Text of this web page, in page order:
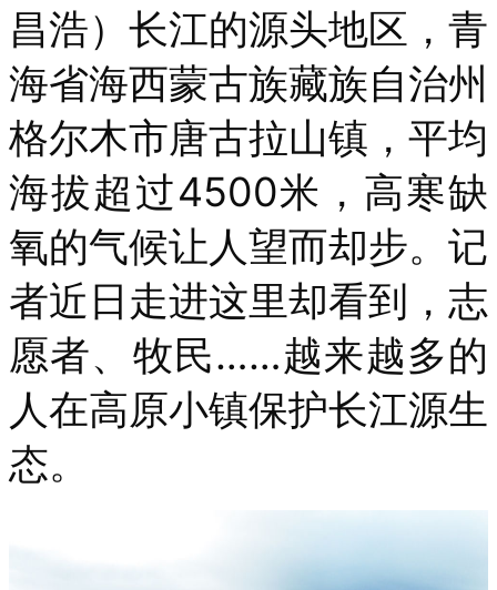
昌浩）长江的源头地区，青
海省海西蒙古族藏族自治州
格尔木市唐古拉山镇，平均
海拔超过4500米，高寒缺
氧的气候让人望而却步。记
者近日走进这里却看到，志
愿者、牧民……越来越多的
人在高原小镇保护长江源生
态。